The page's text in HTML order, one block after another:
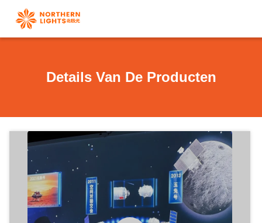
Details Van De Producten